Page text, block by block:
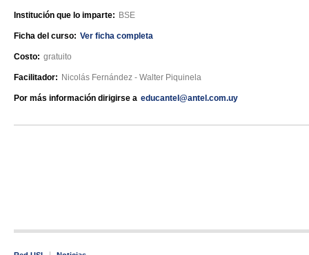
Institución que lo imparte: BSE
Ficha del curso: Ver ficha completa
Costo: gratuito
Facilitador: Nicolás Fernández - Walter Piquinela
Por más información dirigirse a educantel@antel.com.uy